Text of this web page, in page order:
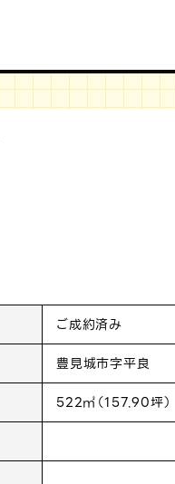
ご成約済み
豊見城市字平良
522㎡（157.90坪）